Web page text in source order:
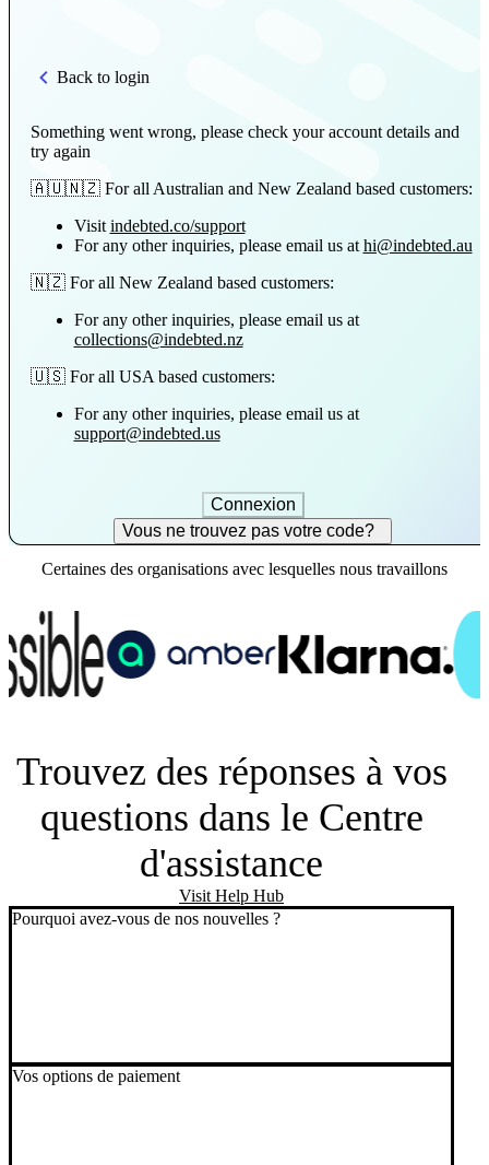
Back to login
Something went wrong, please check your account details and
try again
🇦🇺🇳🇿 For all Australian and New Zealand based customers:
Visit indebted.co/support
For any other inquiries, please email us at hi@indebted.au
🇳🇿 For all New Zealand based customers:
For any other inquiries, please email us at
collections@indebted.nz
🇺🇸 For all USA based customers:
For any other inquiries, please email us at
support@indebted.us
Connexion
Vous ne trouvez pas votre code?
Certaines des organisations avec lesquelles nous travaillons
Trouvez des réponses à vos
questions dans le Centre
d'assistance
Visit Help Hub
Pourquoi avez-vous de nos nouvelles ?
Vos options de paiement